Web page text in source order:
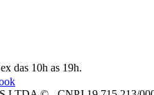
das 10h as 19h.